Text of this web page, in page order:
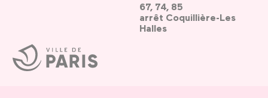
Ville
de
Paris
67, 74, 85
arrêt Coquillière-Les
Halles